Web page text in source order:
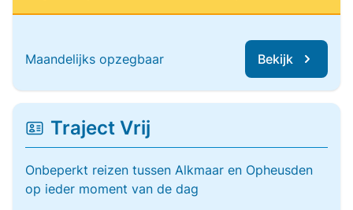
Maandelijks opzegbaar Bekijk
Traject Vrij
Onbeperkt reizen tussen Alkmaar en Opheusden
op ieder moment van de dag